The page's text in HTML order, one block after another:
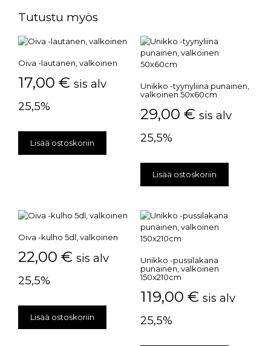
Tutustu myös
Oiva -lautanen, valkoinen
17,00 € sis alv
25,5%
Lisää ostoskoriin
Unikko -tyynyliina punainen,
valkoinen 50x60cm
29,00 € sis alv
25,5%
Lisää ostoskoriin
Oiva -kulho 5dl, valkoinen
22,00 € sis alv
25,5%
Lisää ostoskoriin
Unikko -pussilakana
punainen, valkoinen
150x210cm
119,00 € sis alv
25,5%